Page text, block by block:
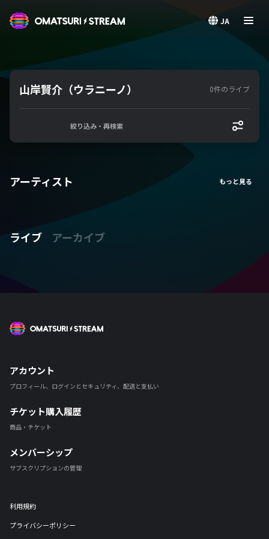
JA
山岸賢介（ウラニーノ） 0件のライブ
絞り込み・再検索
アーティスト
ライブ アーカイブ
アカウント
プロフィール、ログインとセキュリティ、配送と支払い
チケット購入履歴
商品・チケット
メンバーシップ
サブスクリプションの管理
利用規約
プライバシーポリシー